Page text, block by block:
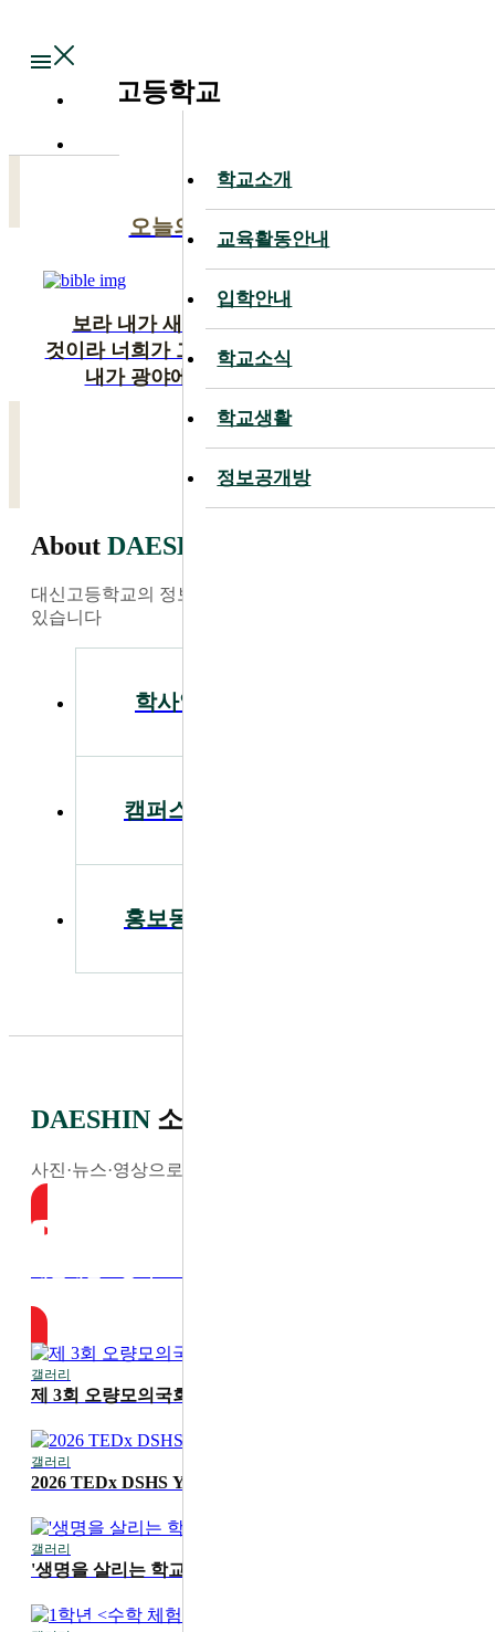
학교소개
교육활동안내
입학안내
학교소식
학교생활
정보공개방
학교소개
교육활동안내
입학안내
학교소식
학교생활
정보공개방
대전대신고등학교
오늘의 말씀
보라 내가 새 일을 행하리니 이제 나타낼
것이라 너희가 그것을 알지 못하겠느냐 반드시
내가 광야에 길을 사막에 강을 내리니
이사야 43:19
About DAESHIN
대신고등학교의 정보와 소식을 가장 빠르게 찾아보실 수
있습니다
학사일정
캠퍼스투어
홍보동영상
DAESHIN 소식
사진·뉴스·영상으로 전하는 최신 소식
갤러리
제 3회 오량모의국회
갤러리
2026 TEDx DSHS Youth '디딤'
갤러리
'생명을 살리는 학교' 1학기 무지개 교실 진행